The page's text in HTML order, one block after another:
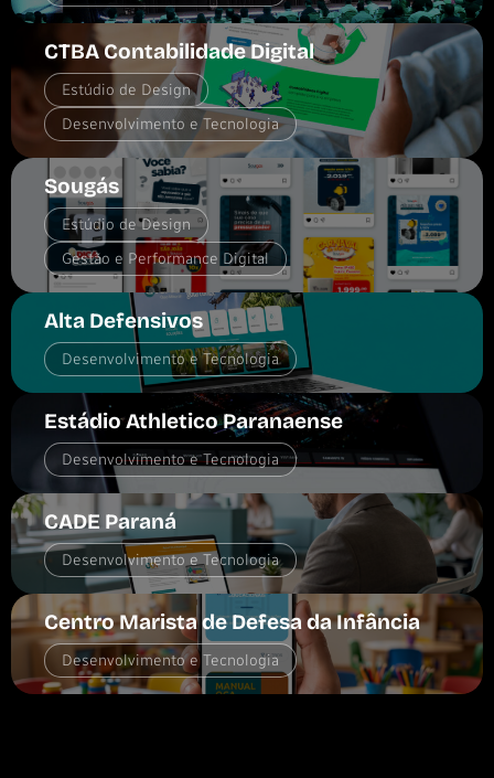
CTBA Contabilidade Digital
Estúdio de Design
Desenvolvimento e Tecnologia
Sougás
Estúdio de Design
Gestão e Performance Digital
Alta Defensivos
Desenvolvimento e Tecnologia
Estádio Athletico Paranaense
Desenvolvimento e Tecnologia
CADE Paraná
Desenvolvimento e Tecnologia
Centro Marista de Defesa da Infância
Desenvolvimento e Tecnologia